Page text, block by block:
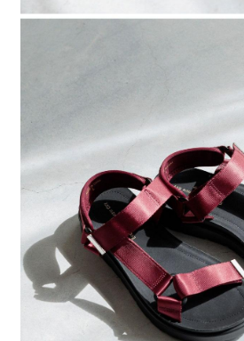
恩沛科技股份有限公司將有權停止該用戶之使